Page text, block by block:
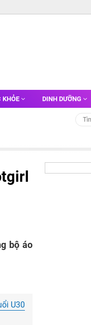
KHỎE DINH DƯỠNG
bộ áo
U30